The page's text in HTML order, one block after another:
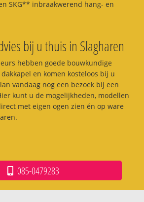
SKG** inbraakwerend hang- en
bij u thuis in Slagharen
hebben goede bouwkundige
en komen kosteloos bij u
vandaag nog een bezoek bij een
kunt u de mogelijkheden, modellen
met eigen ogen zien én op ware
085-0479283